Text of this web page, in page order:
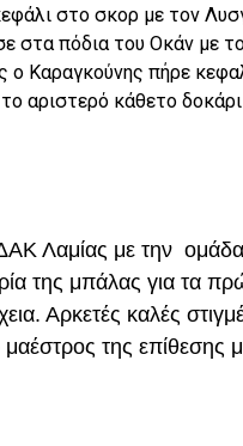
στο σκορ με τον
στα πόδια του Οκάν με
ο Καραγκούνης πήρε
αριστερό κάθετο
Λαμίας με την ομάδα
της μπάλας για τα
Αρκετές καλές
της επίθεσης